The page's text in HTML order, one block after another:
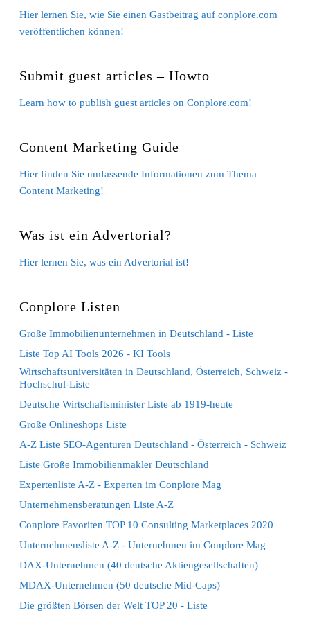
Hier lernen Sie, wie Sie einen Gastbeitrag auf conplore.com
veröffentlichen können!
Submit guest articles – Howto
Learn how to publish guest articles on Conplore.com!
Content Marketing Guide
Hier finden Sie umfassende Informationen zum Thema
Content Marketing!
Was ist ein Advertorial?
Hier lernen Sie, was ein Advertorial ist!
Conplore Listen
Große Immobilienunternehmen in Deutschland - Liste
Liste Top AI Tools 2026 - KI Tools
Wirtschaftsuniversitäten in Deutschland, Österreich, Schweiz -
Hochschul-Liste
Deutsche Wirtschaftsminister Liste ab 1919-heute
Große Onlineshops Liste
A-Z Liste SEO-Agenturen Deutschland - Österreich - Schweiz
Liste Große Immobilienmakler Deutschland
Expertenliste A-Z - Experten im Conplore Mag
Unternehmensberatungen Liste A-Z
Conplore Favoriten TOP 10 Consulting Marketplaces 2020
Unternehmensliste A-Z - Unternehmen im Conplore Mag
DAX-Unternehmen (40 deutsche Aktiengesellschaften)
MDAX-Unternehmen (50 deutsche Mid-Caps)
Die größten Börsen der Welt TOP 20 - Liste